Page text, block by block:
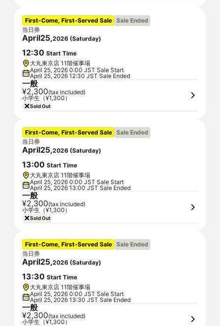
First-Come, First-Served Sale Sale Ended
当日券
April25,2026 (Saturday)
12:30 Start Time
大丸東京店 11階催事場
April 25, 2026 0:00 JST Sale Start
April 25, 2026 12:30 JST Sale Ended
一般
¥2,300(tax included)
小学生（¥1,300）
Sold Out
First-Come, First-Served Sale Sale Ended
当日券
April25,2026 (Saturday)
13:00 Start Time
大丸東京店 11階催事場
April 25, 2026 0:00 JST Sale Start
April 25, 2026 13:00 JST Sale Ended
一般
¥2,300(tax included)
小学生（¥1,300）
Sold Out
First-Come, First-Served Sale Sale Ended
当日券
April25,2026 (Saturday)
13:30 Start Time
大丸東京店 11階催事場
April 25, 2026 0:00 JST Sale Start
April 25, 2026 13:30 JST Sale Ended
一般
¥2,300(tax included)
小学生（¥1,300）